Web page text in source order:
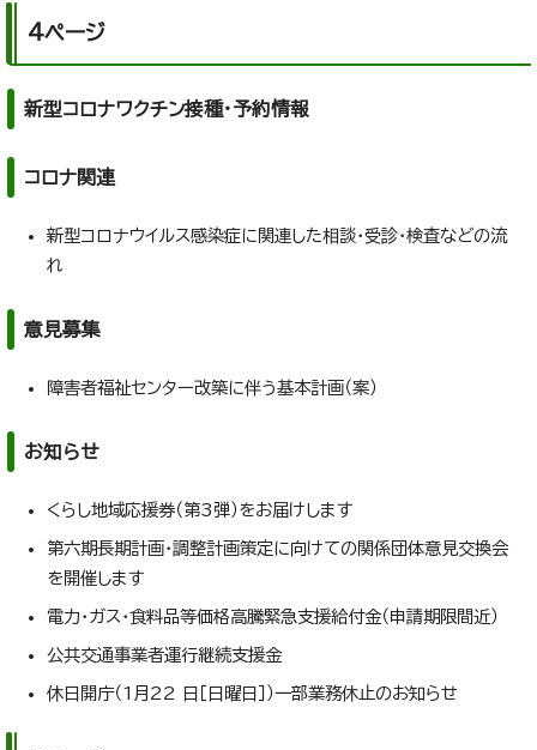
4ページ
新型コロナワクチン接種・予約情報
コロナ関連
新型コロナウイルス感染症に関連した相談・受診・検査などの流
れ
意見募集
障害者福祉センター改築に伴う基本計画（案）
お知らせ
くらし地域応援券（第3弾）をお届けします
第六期長期計画・調整計画策定に向けての関係団体意見交換会
を開催します
電力・ガス・食料品等価格高騰緊急支援給付金（申請期限間近）
公共交通事業者運行継続支援金
休日開庁（1月22 日［日曜日］）一部業務休止のお知らせ